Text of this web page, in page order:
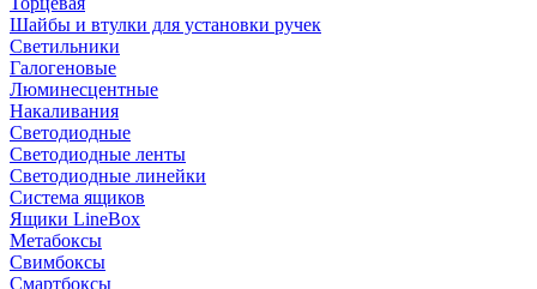
Шайбы и втулки для установки ручек
Светильники
Галогеновые
Люминесцентные
Накаливания
Светодиодные
Светодиодные ленты
Светодиодные линейки
Система ящиков
Ящики LineBox
Метабоксы
Свимбоксы
Смартбоксы